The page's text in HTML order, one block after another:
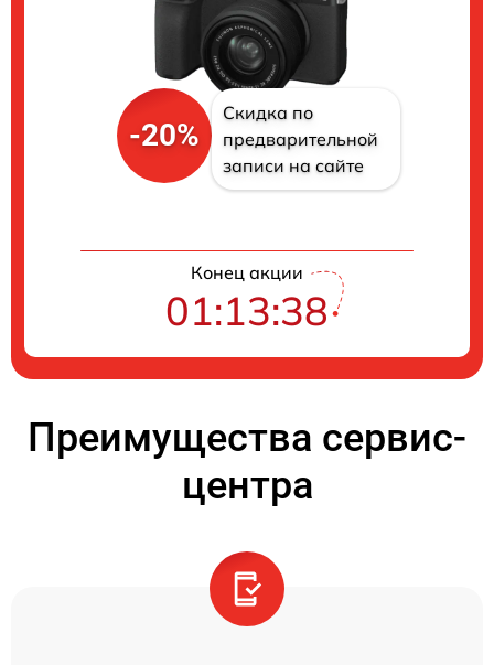
-20%
Скидка по
предварительной
записи на сайте
Конец акции
01:13:37
Преимущества сервис-
центра